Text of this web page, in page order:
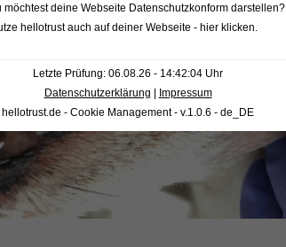
möchtest deine Webseite Datenschutzkonform darstellen?
hellotrust auch auf deiner Webseite - hier klicken
Letzte Prüfung: 06.08.26 - 14:42:04 Uhr
Datenschutzerklärung | Impressum
hellotrust.de - Cookie Management - v.1.0.6 - de_DE